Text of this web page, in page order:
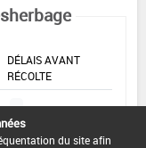
DÉLAIS AVANT
RÉCOLTE
-
du site afin